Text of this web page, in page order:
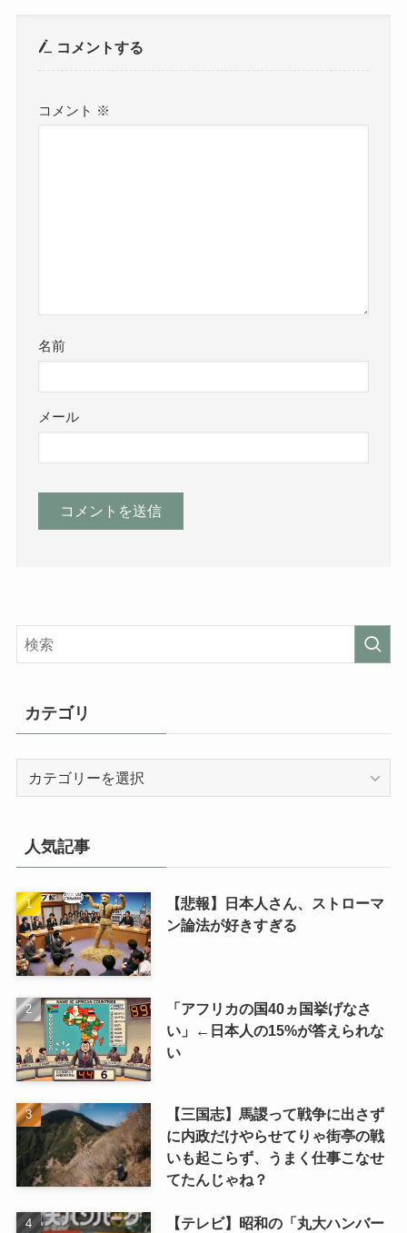
コメントする
コメント ※
名前
メール
カテゴリ
人気記事
【悲報】日本人さん、ストローマ
ン論法が好きすぎる
「アフリカの国40ヵ国挙げなさ
い」←日本人の15%が答えられな
い
【三国志】馬謖って戦争に出さず
に内政だけやらせてりゃ街亭の戦
いも起こらず、うまく仕事こなせ
てたんじゃね？
【テレビ】昭和の「丸大ハンバー